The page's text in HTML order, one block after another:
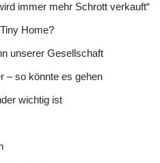
immer mehr Schrott verkauft“
Home?
unserer Gesellschaft
– so könnte es gehen
wichtig ist